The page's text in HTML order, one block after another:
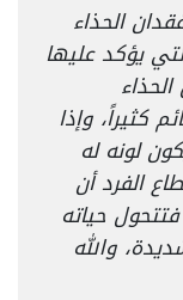
الحذاء
يؤكد عليها
كثيراً، وإذا
لونه له
الفرد أن
حياته
والله